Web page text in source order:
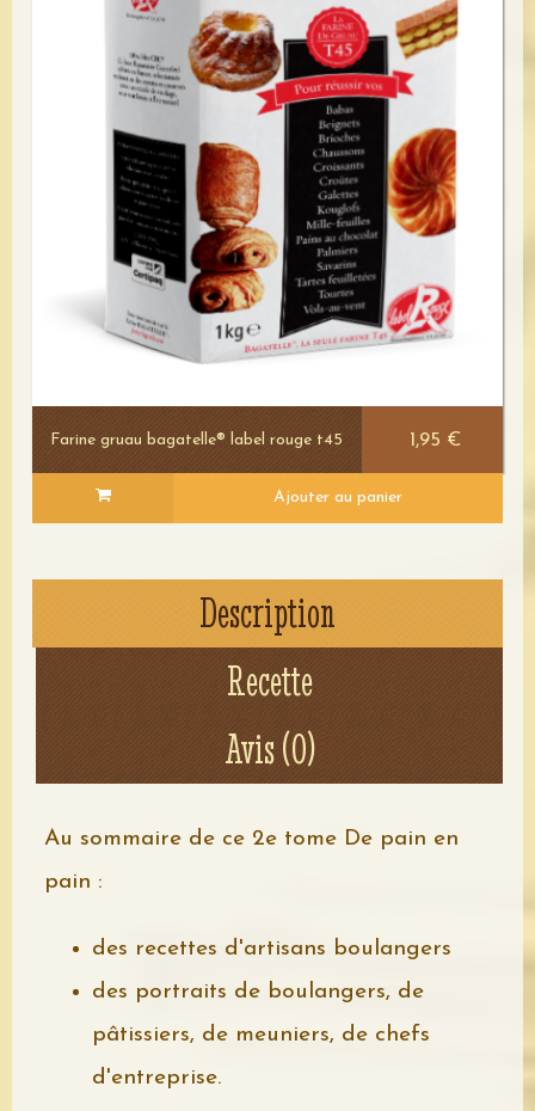
Voir le détail
Farine gruau bagatelle® label rouge t45 1,95 €
Ajouter au panier
Description
Recette
Avis (0)
Au sommaire de ce 2e tome De pain en
pain :
des recettes d'artisans boulangers
des portraits de boulangers, de
pâtissiers, de meuniers, de chefs
d'entreprise.